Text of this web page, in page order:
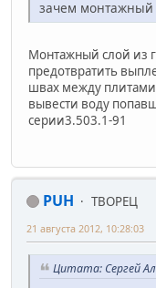
зачем монтажный
Монтажный слой из
предотвратить
швах между плитами
вывести воду
серии3.503.1-91
PUH
ТВОРЕЦ
21 августа 2012, 10:28:03
Цитата: Сергей